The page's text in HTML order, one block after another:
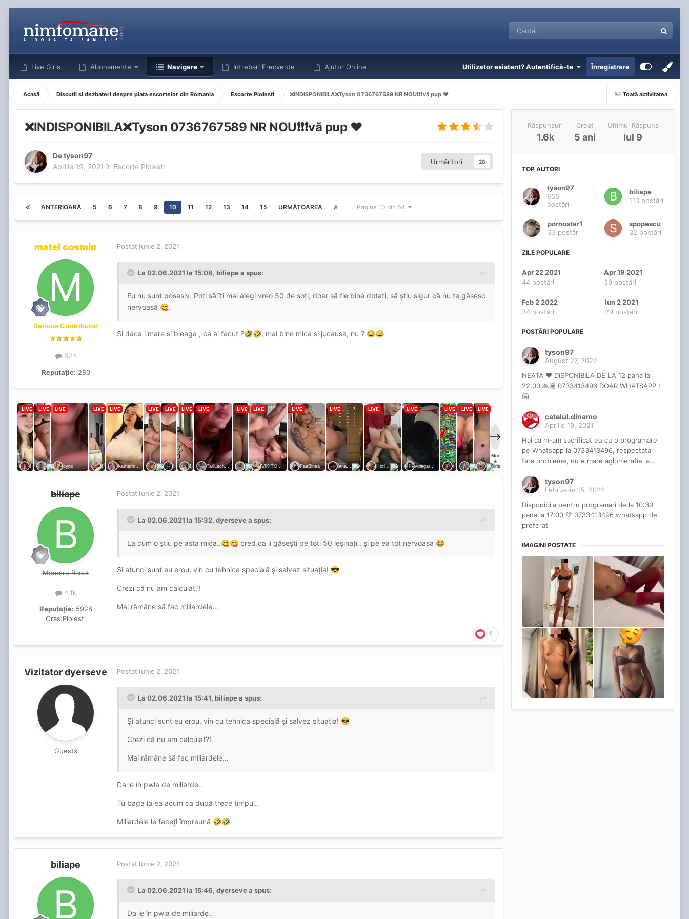
Live Girls Abonamente Navigare Intrebari Frecvente Ajutor Online Utilizator existent? Autentifică-te Înregistrare
Toată activitatea
Acasă Discutii si dezbateri despre piata escortelor din Romania Escorte Ploiesti ❌INDISPONIBILA❌Tyson 0736767589 NR NOU❗️❗️❗️vă pup ❤️
❌INDISPONIBILA❌Tyson 0736767589 NR NOU❗️❗️❗️vă pup ❤️
Detyson97
Aprilie 19, 2021 în Escorte Ploiesti
Urmăritori 28
ANTERIOARĂ 5 6 7 8 9 10 11 12 13 14 15 URMĂTOAREA Pagina 10 din 64
matei cosmin
Serious Contributor
524
Reputație: 280
Postat Iunie 2, 2021
La 02.06.2021 la 15:08, biliapea spus:
Eu nu sunt posesiv. Poți să îți mai alegi vreo 50 de soți, doar să fie bine dotați, să știu sigur că nu te găsesc
nervoasă 😋.
Si daca i mare si bleaga , ce ai facut ?🤣🤣, mai bine mica si jucausa, nu ? 😂😂
biliape
Membru Banat
4.1k
Reputație: 5928
Oras:Ploiesti
Postat Iunie 2, 2021
La 02.06.2021 la 15:32, dyersevea spus:
La cum o știu pe asta mica..😋😋 cred ca ii găsești pe toți 50 leșinați.. și pe ea tot nervoasa 😂
Și atunci sunt eu erou, vin cu tehnica specială și salvez situația! 😎
Crezi că nu am calculat?!
Mai rămâne să fac miliardele...
1
Vizitator dyerseve
Guests
Postat Iunie 2, 2021
La 02.06.2021 la 15:41, biliapea spus:
Și atunci sunt eu erou, vin cu tehnica specială și salvez situația! 😎
Crezi că nu am calculat?!
Mai rămâne să fac miliardele...
Da le în pwla de miliarde..
Tu baga la ea acum ca după trece timpul..
Miliardele le faceți împreună 🤣🤣
biliape Postat Iunie 2, 2021
La 02.06.2021 la 15:46, dyersevea spus:
Da le în pwla de miliarde..
Răspunsuri
1.6k
Creat
5 ani
Ultimul Răspuns
Iul 9
TOP AUTORI
tyson97
655
postări
biliape
113 postări
pornostar1
33 postări
spopescu
32 postări
ZILE POPULARE
Apr 22 2021
44 postări
Apr 19 2021
39 postări
Feb 2 2022
34 postări
Iun 2 2021
29 postări
POSTĂRI POPULARE
tyson97
August 27, 2022
NEATA ❤️ DISPONIBILA DE LA 12 pana la
22:00 🙏🏽 0733413496 DOAR WHATSAPP !
🤗
catelul.dinamo
Aprilie 19, 2021
Hai ca m-am sacrificat eu cu o programare
pe Whatsapp la 0733413496, respectata
fara probleme, nu e mare aglomeratie la...
tyson97
Februarie 15, 2022
Disponibila pentru programari de la 10:30
pana la 17:00 💛 0733413496 whatsapp de
preferat
IMAGINI POSTATE